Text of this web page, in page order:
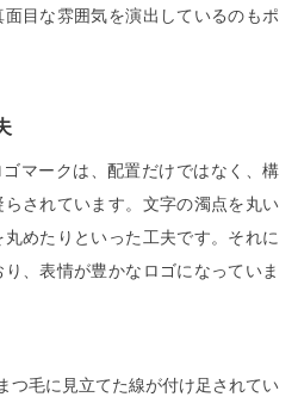
目な雰囲気を演出しているのもポ
マークは、配置だけではなく、構
されています。文字の濁点を丸い
めたりといった工夫です。それに
、表情が豊かなロゴになっていま
つ毛に見立てた線が付け足されてい